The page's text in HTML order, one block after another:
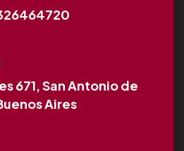
671, San Antonio de
Aires